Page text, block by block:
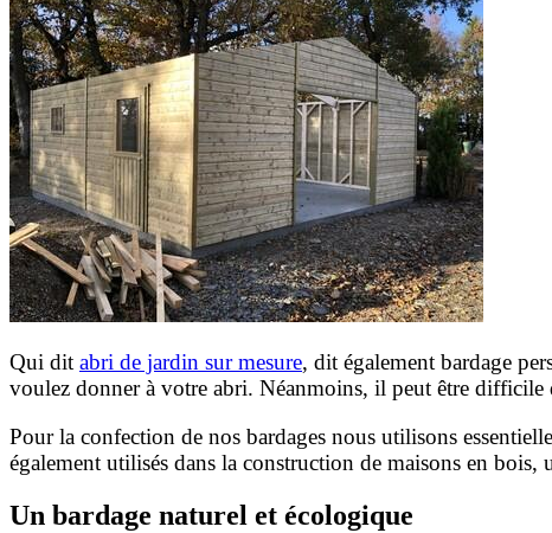
Qui dit abri de jardin sur mesure, dit également bardage
voulez donner à votre abri. Néanmoins, il peut être difficile
Pour la confection de nos bardages nous utilisons
également utilisés dans la construction de maisons en bois,
Un bardage naturel et écologique